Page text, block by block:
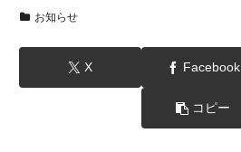
お知らせ
X Facebook
コピー